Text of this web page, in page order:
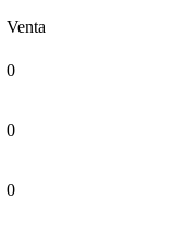
Venta
0
0
0